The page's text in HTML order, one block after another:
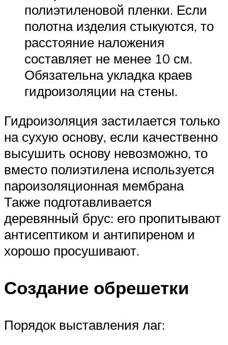
полиэтиленовой пленки. Если
полотна изделия стыкуются, то
расстояние наложения
составляет не менее 10 см.
Обязательна укладка краев
гидроизоляции на стены.
Гидроизоляция застилается только
на сухую основу, если качественно
высушить основу невозможно, то
вместо полиэтилена используется
пароизоляционная мембрана
Также подготавливается
деревянный брус: его пропитывают
антисептиком и антипиреном и
хорошо просушивают.
Создание обрешетки
Порядок выставления лаг: